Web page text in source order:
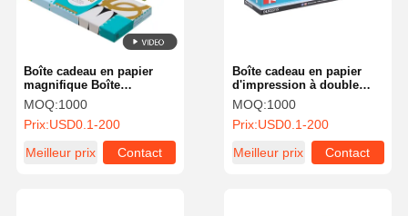
Boîte cadeau en papier
d'impression à double
face anti rayures Boîte
d'emballage en papier
ondulé
MOQ:1000
Prix:USD0.1-200
Meilleur prix
Contact
Boîte cadeau en papier
magnifique Boîte
d'emballage de chocolat
avec couvertures
supérieures et inférieures
MOQ:1000
Prix:USD0.1-200
Meilleur prix
Contact